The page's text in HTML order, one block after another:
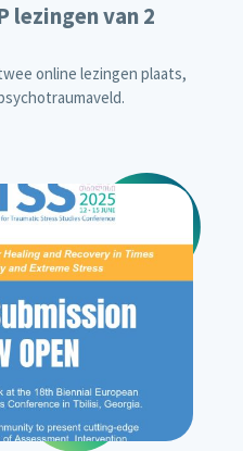
lezingen van 2
online lezingen plaats,